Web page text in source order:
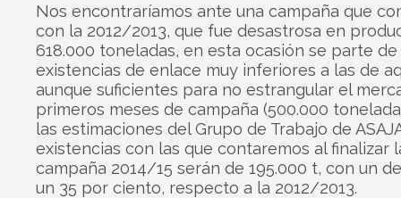
Nos encontraríamos ante una campaña que
con la 2012/2013, que fue desastrosa en
618.000 toneladas, en esta ocasión se parte de
existencias de enlace muy inferiores a las de
aunque suficientes para no estrangular el
primeros meses de campaña (500.000
las estimaciones del Grupo de Trabajo de
existencias con las que contaremos al finalizar
campaña 2014/15 serán de 195.000 t, con un
un 35 por ciento, respecto a la 2012/2013.